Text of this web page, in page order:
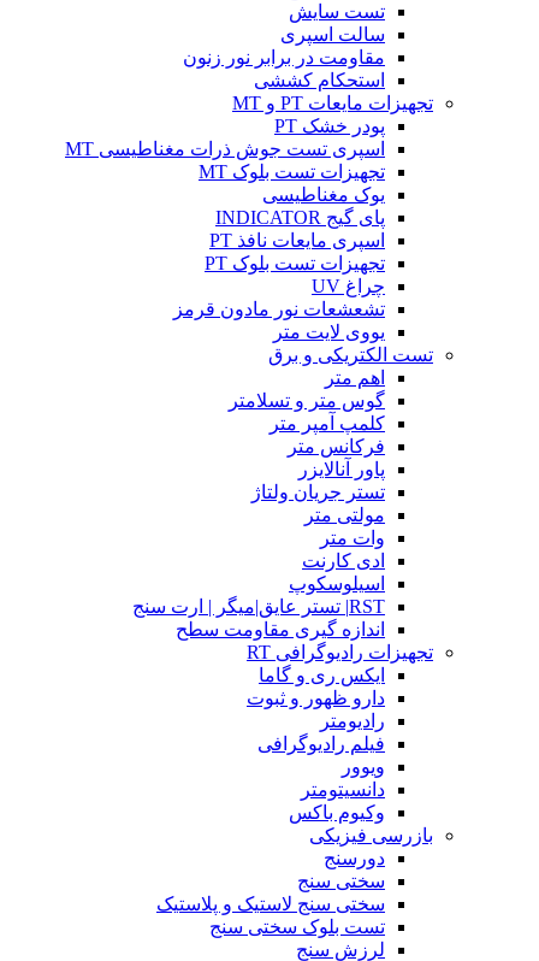
تست سایش
سالت اسپری
مقاومت در برابر نور زنون
استحکام کششی
تجهیزات مایعات PT و MT
پودر خشک PT
اسپری تست جوش ذرات مغناطیسی MT
تجهیزات تست بلوک MT
یوک مغناطیسی
پای گیج INDICATOR
اسپری مایعات نافذ PT
تجهیزات تست بلوک PT
چراغ UV
تشعشعات نور مادون قرمز
یووی لایت متر
تست الکتریکی و برق
اهم متر
گوس متر و تسلامتر
کلمپ آمپر متر
فرکانس متر
پاور آنالایزر
تستر جریان ولتاژ
مولتی متر
وات متر
ادی کارنت
اسیلوسکوپ
RST| تستر عایق|میگر | ارت سنج
اندازه گیری مقاومت سطح
تجهیزات رادیوگرافی RT
ایکس ری و گاما
دارو ظهور و ثبوت
رادیومتر
فیلم رادیوگرافی
ویوور
دانسیتومتر
وکیوم باکس
بازرسی فیزیکی
دورسنج
سختی سنج
سختی سنج لاستیک و پلاستیک
تست بلوک سختی سنج
لرزش سنج